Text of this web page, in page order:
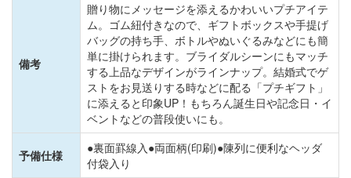
備考
贈り物にメッセージを添えるかわいいプチアイテ
ム。ゴム紐付きなので、ギフトボックスや手提げ
バッグの持ち手、ボトルやぬいぐるみなどにも簡
単に掛けられます。ブライダルシーンにもマッチ
する上品なデザインがラインナップ。結婚式でゲ
ストをお見送りする時などに配る「プチギフト」
に添えると印象UP！もちろん誕生日や記念日・イ
ベントなどの普段使いにも。
予備仕様
●裏面罫線入●両面柄(印刷)●陳列に便利なヘッダ
付袋入り